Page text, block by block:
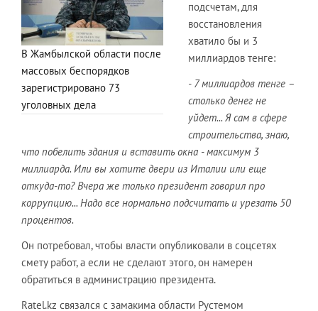
В Жамбылской области после
массовых беспорядков
зарегистрировано 73
уголовных дела
подсчетам, для
восстановления
хватило бы и 3
миллиардов тенге:
- 7 миллиардов тенге –
столько денег не
уйдет... Я сам в сфере
строительства, знаю,
что побелить здания и вставить окна - максимум 3
миллиарда. Или вы хотите двери из Италии или еще
откуда-то? Вчера же только президент говорил про
коррупцию... Надо все нормально подсчитать и урезать 50
процентов.
Он потребовал, чтобы власти опубликовали в соцсетях
смету работ, а если не сделают этого, он намерен
обратиться в администрацию президента.
Ratel.kz связался с замакима области Рустемом